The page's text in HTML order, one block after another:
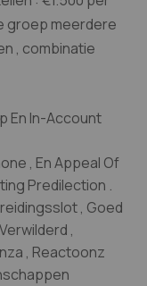
groep meerdere
, combinatie
En In-Account
, En Appeal Of
Predilection .
, Goed
,
, Reactoonz